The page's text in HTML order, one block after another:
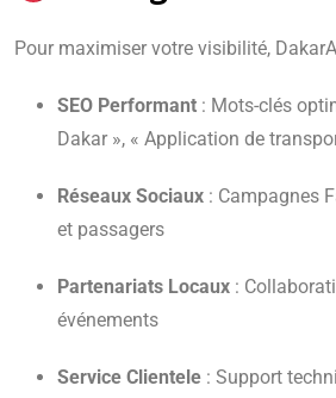
Pour maximiser votre visibilité,
SEO Performant : Mots-clés
Dakar », « Application de
Réseaux Sociaux : Campagnes
et passagers
Partenariats Locaux :
événements
Service Clientele : Support